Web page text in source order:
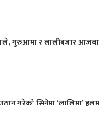
गुरुआमा र लालीबजार आजबाट
गरेको सिनेमा ‘लालिमा’